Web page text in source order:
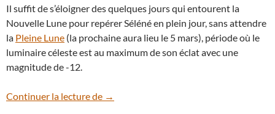
Il suffit de s’éloigner des quelques jours qui entourent la
Nouvelle Lune pour repérer Séléné en plein jour, sans attendre
la Pleine Lune (la prochaine aura lieu le 5 mars), période où le
luminaire céleste est au maximum de son éclat avec une
magnitude de -12.
Continuer la lecture de La Lune gibbeuse en plein jour le 28
→